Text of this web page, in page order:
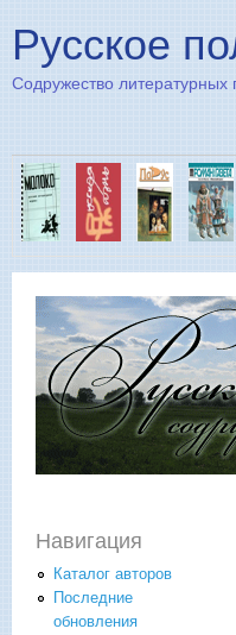
Русское
Содружество литературных
Навигация
Каталог авторов
Последние
обновления